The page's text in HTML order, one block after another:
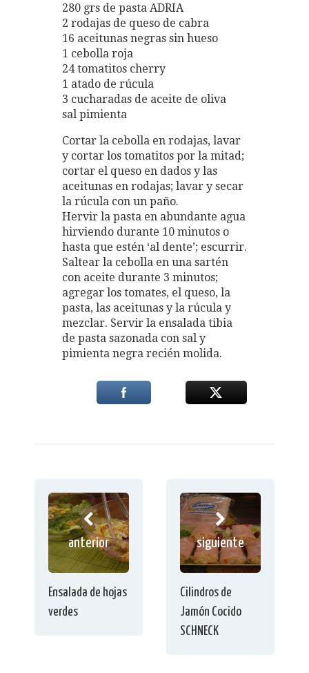
280 grs de pasta ADRIA
2 rodajas de queso de cabra
16 aceitunas negras sin hueso
1 cebolla roja
24 tomatitos cherry
1 atado de rúcula
3 cucharadas de aceite de oliva
sal pimienta
Cortar la cebolla en rodajas, lavar
y cortar los tomatitos por la mitad;
cortar el queso en dados y las
aceitunas en rodajas; lavar y secar
la rúcula con un paño.
Hervir la pasta en abundante agua
hirviendo durante 10 minutos o
hasta que estén ‘al dente’; escurrir.
Saltear la cebolla en una sartén
con aceite durante 3 minutos;
agregar los tomates, el queso, la
pasta, las aceitunas y la rúcula y
mezclar. Servir la ensalada tibia
de pasta sazonada con sal y
pimienta negra recién molida.
anterior
Ensalada de hojas
verdes
siguiente
Cilindros de
Jamón Cocido
SCHNECK